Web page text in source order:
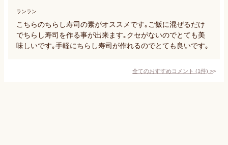
ランラン
こちらのちらし寿司の素がオススメです｡ご飯に混ぜるだけ
でちらし寿司を作る事が出来ます｡クセがないのでとても美
味しいです｡手軽にちらし寿司が作れるのでとても良いです｡
全てのおすすめコメント (1件) >